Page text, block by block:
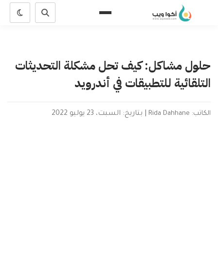
حلول مشاكل: كيف تحل مشكلة التحديثات
التلقائية للتطبيقات في أندرويد
الكاتب: Rida Dahhane بتاريخ: السبت، 23 يوليو 2022